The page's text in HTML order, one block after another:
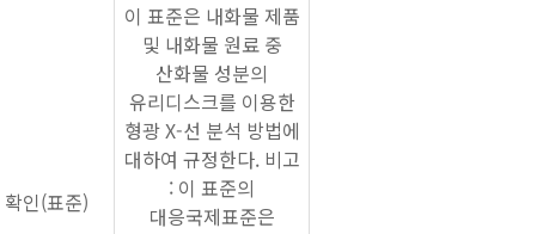
확인(표준)
이 표준은 내화물 제품
및 내화물 원료 중
산화물 성분의
유리디스크를 이용한
형광 X-선 분석 방법에
대하여 규정한다. 비고
: 이 표준의
대응국제표준은